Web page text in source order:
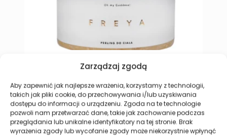
Zarządzaj zgodą
Aby zapewnić jak najlepsze wrażenia, korzystamy z technologii,
takich jak pliki cookie, do przechowywania i/lub uzyskiwania
dostępu do informacji o urządzeniu. Zgoda na te technologie
pozwoli nam przetwarzać dane, takie jak zachowanie podczas
przeglądania lub unikalne identyfikatory na tej stronie. Brak
wyrażenia zgody lub wycofanie zgody może niekorzystnie wpłynąć
FREYA Peeling do ciała cukrowy złuszczający 175
Autorska kompozycja, w skład której wchodzą
otulające i pielęgnujące skórę, odpowiednio
dobrane oleje roślinne oraz cukier, mający za
zadanie intensywnie złuszczać martwy naskórek.
Postaw na naturalną pielęgnację i ciesz się
gładką i aksamitną skórą!